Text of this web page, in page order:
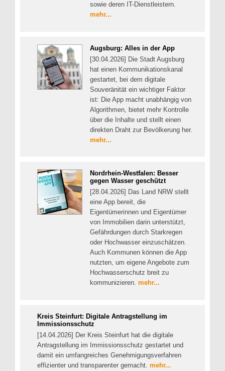
sowie deren IT-Dienstleistern.
mehr...
Augsburg: Alles in der App
[30.04.2026] Die Stadt Augsburg
hat einen Kommunikationskanal
gestartet, bei dem digitale
Souveränität ein wichtiger Faktor
ist: Die App macht unabhängig von
Algorithmen, bietet mehr Kontrolle
über die Inhalte und stellt einen
direkten Draht zur Bevölkerung her.
mehr...
Nordrhein-Westfalen: Besser
gegen Wasser geschützt
[28.04.2026] Das Land NRW stellt
eine App bereit, die
Eigentümerinnen und Eigentümer
von Immobilien darin unterstützt,
Gefährdungen durch Starkregen
oder Hochwasser einzuschätzen.
Auch Kommunen können die App
nutzten, um eigene Angebote zum
Hochwasserschutz breit zu
kommunizieren. mehr...
Kreis Steinfurt: Digitale Antragstellung im
Immissionsschutz
[14.04.2026] Der Kreis Steinfurt hat die digitale
Antragstellung im Immissionsschutz gestartet und
damit ein umfangreiches Genehmigungsverfahren
effizienter und transparenter gemacht. mehr...